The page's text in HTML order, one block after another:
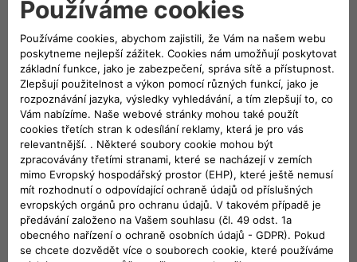
Motor 500X
Motor
1.5 T4 HYBRID 130CV DCT7
Kombinované emise CO2 (g/km)
122